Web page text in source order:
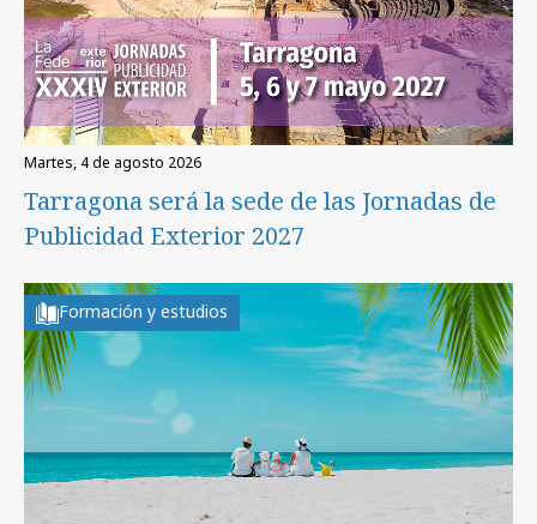
martes, 4 de agosto 2026
Tarragona será la sede de las Jornadas de
Publicidad Exterior 2027
Formación y estudios